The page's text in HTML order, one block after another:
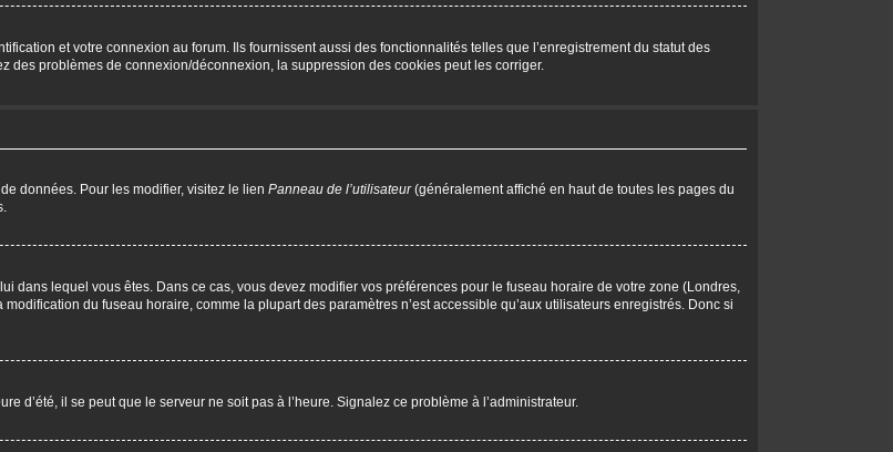
et votre connexion au forum. Ils fournissent aussi des fonctionnalités telles que l’enregistrement du statut des
des problèmes de connexion/déconnexion, la suppression des cookies peut les corriger.
données. Pour les modifier, visitez le lien Panneau de l’utilisateur(généralement affiché en haut de toutes les pages du
dans lequel vous êtes. Dans ce cas, vous devez modifier vos préférences pour le fuseau horaire de votre zone (Londres,
du fuseau horaire, comme la plupart des paramètres n’est accessible qu’aux utilisateurs enregistrés. Donc si
d’été, il se peut que le serveur ne soit pas à l’heure. Signalez ce problème à l’administrateur.